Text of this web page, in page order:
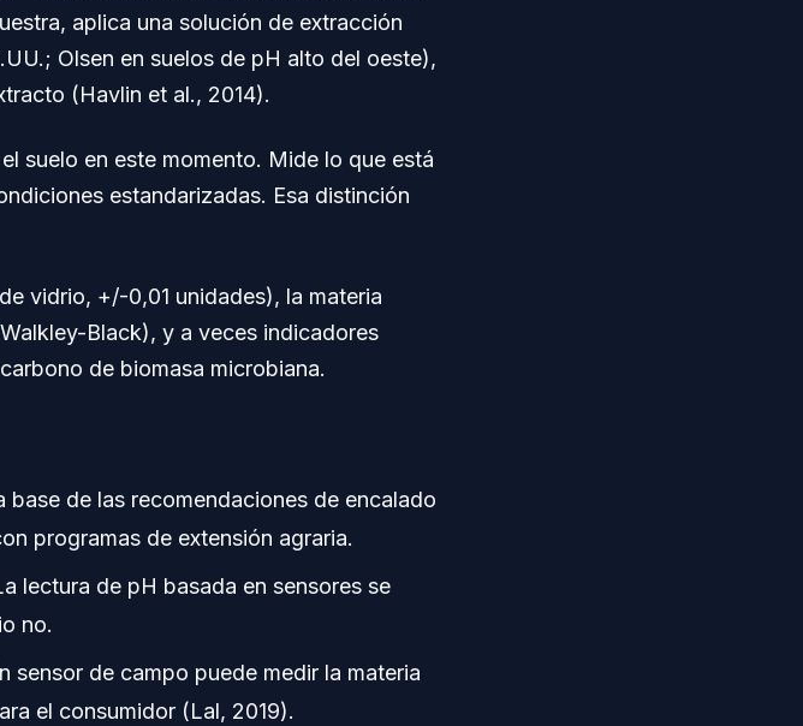
aplica una solución de extracción
Olsen en suelos de pH alto del oeste),
(Havlin et al., 2014).
suelo en este momento. Mide lo que está
estandarizadas. Esa distinción
vidrio, +/-0,01 unidades), la materia
Black), y a veces indicadores
de biomasa microbiana.
de las recomendaciones de encalado
programas de extensión agraria.
lectura de pH basada en sensores se
no.
sensor de campo puede medir la materia
el consumidor (Lal, 2019).